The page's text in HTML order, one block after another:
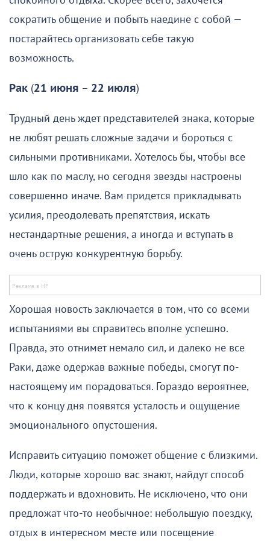
сократить общение и побыть наедине с собой —
постарайтесь организовать себе такую
возможность.
Рак (21 июня – 22 июля)
Трудный день ждет представителей знака, которые
не любят решать сложные задачи и бороться с
сильными противниками. Хотелось бы, чтобы все
шло как по маслу, но сегодня звезды настроены
совершенно иначе. Вам придется прикладывать
усилия, преодолевать препятствия, искать
нестандартные решения, а иногда и вступать в
очень острую конкурентную борьбу.
Хорошая новость заключается в том, что со всеми
испытаниями вы справитесь вполне успешно.
Правда, это отнимет немало сил, и далеко не все
Раки, даже одержав важные победы, смогут по-
настоящему им порадоваться. Гораздо вероятнее,
что к концу дня появятся усталость и ощущение
эмоционального опустошения.
Исправить ситуацию поможет общение с близкими.
Люди, которые хорошо вас знают, найдут способ
поддержать и вдохновить. Не исключено, что они
предложат что-то необычное: небольшую поездку,
отдых в интересном месте или посещение